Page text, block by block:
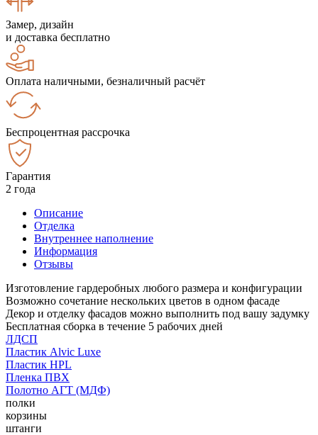
Замер, дизайн
и доставка бесплатно
Оплата наличными, безналичный расчёт
Беспроцентная рассрочка
Гарантия
2 года
Описание
Отделка
Внутреннее наполнение
Информация
Отзывы
Изготовление гардеробных любого размера и конфигурации
Возможно сочетание нескольких цветов в одном фасаде
Декор и отделку фасадов можно выполнить под вашу задумку
Бесплатная сборка в течение 5 рабочих дней
ЛДСП
Пластик Alvic Luxe
Пластик HPL
Пленка ПВХ
Полотно АГТ (МДФ)
полки
корзины
штанги